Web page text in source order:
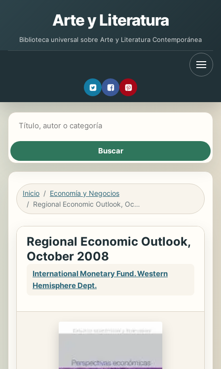
Arte y Literatura
Biblioteca universal sobre Arte y Literatura Contemporánea
Inicio
Economía y Negocios
Regional Economic Outlook, October 2008
Regional Economic Outlook,
October 2008
International Monetary Fund. Western
Hemisphere Dept.